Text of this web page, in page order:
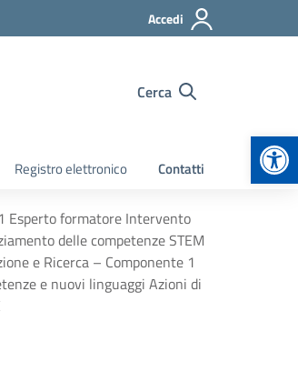
Accedi
Cerca
Registro elettronico Contatti
Esperto formatore Intervento
delle competenze STEM
e Ricerca – Componente 1
e nuovi linguaggi Azioni di